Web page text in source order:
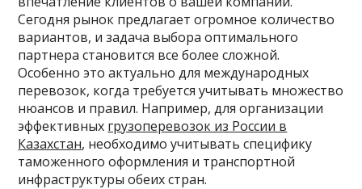
Сегодня рынок предлагает огромное количество
вариантов, и задача выбора оптимального
партнера становится все более сложной.
Особенно это актуально для международных
перевозок, когда требуется учитывать множество
нюансов и правил. Например, для организации
эффективных грузоперевозок из России в
Казахстан, необходимо учитывать специфику
таможенного оформления и транспортной
инфраструктуры обеих стран.